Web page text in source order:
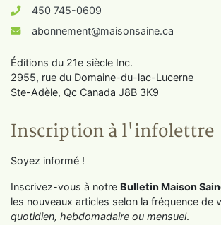
450 745-0609
abonnement@maisonsaine.ca
Éditions du 21e siècle Inc.
2955, rue du Domaine-du-lac-Lucerne
Ste-Adèle, Qc Canada J8B 3K9
Inscription à l'infolettre
Soyez informé !
Inscrivez-vous à notre Bulletin Maison
les nouveaux articles selon la fréquence de
quotidien, hebdomadaire ou mensuel.